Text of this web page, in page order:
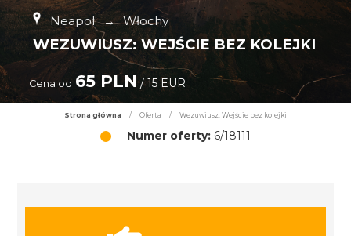
Neapol → Włochy
WEZUWIUSZ: WEJŚCIE BEZ KOLEJKI
Cena od 65 PLN/ 15 EUR
Strona główna / Oferta / Wezuwiusz: Wejście bez kolejki
Numer oferty: 6/18111